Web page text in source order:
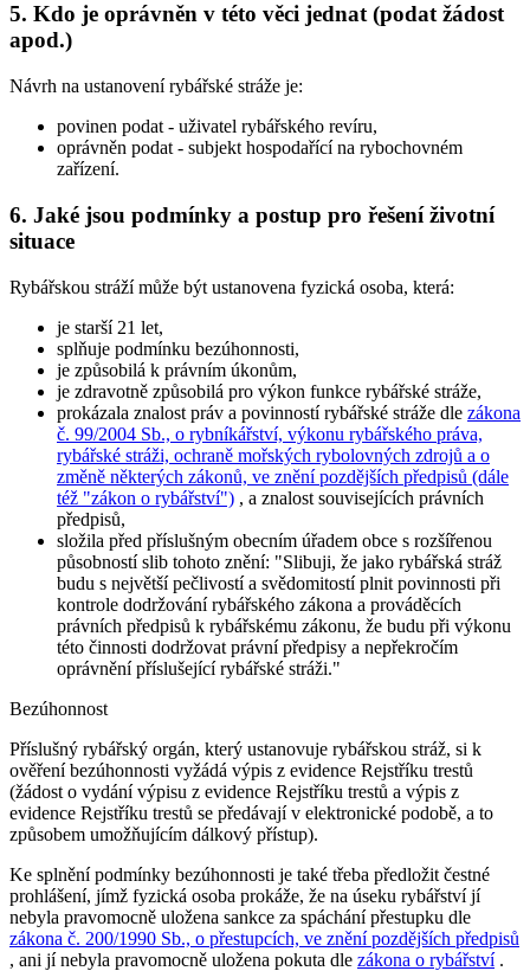
5. Kdo je oprávněn v této věci jednat (podat žádost
apod.)
Návrh na ustanovení rybářské stráže je:
povinen podat - uživatel rybářského revíru,
oprávněn podat - subjekt hospodařící na rybochovném
zařízení.
6. Jaké jsou podmínky a postup pro řešení životní
situace
Rybářskou stráží může být ustanovena fyzická osoba, která:
je starší 21 let,
splňuje podmínku bezúhonnosti,
je způsobilá k právním úkonům,
je zdravotně způsobilá pro výkon funkce rybářské stráže,
prokázala znalost práv a povinností rybářské stráže dle zákona
č. 99/2004 Sb., o rybníkářství, výkonu rybářského práva,
rybářské stráži, ochraně mořských rybolovných zdrojů a o
změně některých zákonů, ve znění pozdějších předpisů (dále
též "zákon o rybářství") , a znalost souvisejících právních
předpisů,
složila před příslušným obecním úřadem obce s rozšířenou
působností slib tohoto znění: "Slibuji, že jako rybářská stráž
budu s největší pečlivostí a svědomitostí plnit povinnosti při
kontrole dodržování rybářského zákona a prováděcích
právních předpisů k rybářskému zákonu, že budu při výkonu
této činnosti dodržovat právní předpisy a nepřekročím
oprávnění příslušející rybářské stráži."
Bezúhonnost
Příslušný rybářský orgán, který ustanovuje rybářskou stráž, si k
ověření bezúhonnosti vyžádá výpis z evidence Rejstříku trestů
(žádost o vydání výpisu z evidence Rejstříku trestů a výpis z
evidence Rejstříku trestů se předávají v elektronické podobě, a to
způsobem umožňujícím dálkový přístup).
Ke splnění podmínky bezúhonnosti je také třeba předložit čestné
prohlášení, jímž fyzická osoba prokáže, že na úseku rybářství jí
nebyla pravomocně uložena sankce za spáchání přestupku dle
zákona č. 200/1990 Sb., o přestupcích, ve znění pozdějších předpisů
, ani jí nebyla pravomocně uložena pokuta dle zákona o rybářství.